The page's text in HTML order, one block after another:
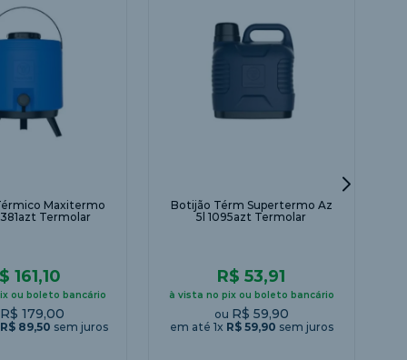
Termolar
161,10
ou boleto bancário
R$ 179,00
R$ 89,50 sem juros
Botijão Térm Supertermo Az
5l 1095azt Termolar
R$ 53,91
à vista no pix ou boleto bancário
ou R$ 59,90
em até 1x R$ 59,90 sem juros